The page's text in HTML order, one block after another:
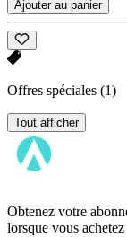
Ajouter au panier
Offres spéciales (1)
Tout afficher
Obtenez votre
lorsque vous